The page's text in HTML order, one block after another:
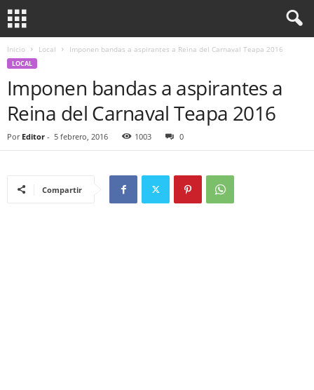
Inicio Local Imponen bandas a aspirantes a Reina del Carnaval Teapa 2016
LOCAL
Imponen bandas a aspirantes a
Reina del Carnaval Teapa 2016
Por Editor - 5 febrero, 2016 1003 0
Compartir